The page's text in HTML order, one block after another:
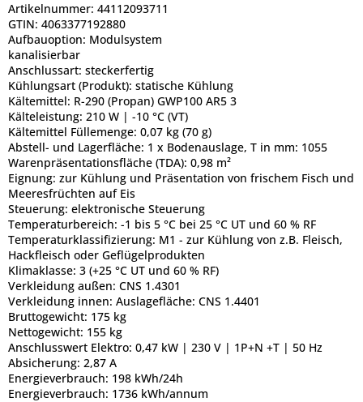
Artikelnummer: 44112093711
GTIN: 4063377192880
Aufbauoption: Modulsystem
kanalisierbar
Anschlussart: steckerfertig
Kühlungsart (Produkt): statische Kühlung
Kältemittel: R-290 (Propan) GWP100 AR5 3
Kälteleistung: 210 W | -10 °C (VT)
Kältemittel Füllemenge: 0,07 kg (70 g)
Abstell- und Lagerfläche: 1 x Bodenauslage, T in mm: 1055
Warenpräsentationsfläche (TDA): 0,98 m²
Eignung: zur Kühlung und Präsentation von frischem Fisch und
Meeresfrüchten auf Eis
Steuerung: elektronische Steuerung
Temperaturbereich: -1 bis 5 °C bei 25 °C UT und 60 % RF
Temperaturklassifizierung: M1 - zur Kühlung von z.B. Fleisch,
Hackfleisch oder Geflügelprodukten
Klimaklasse: 3 (+25 °C UT und 60 % RF)
Verkleidung außen: CNS 1.4301
Verkleidung innen: Auslagefläche: CNS 1.4401
Bruttogewicht: 175 kg
Nettogewicht: 155 kg
Anschlusswert Elektro: 0,47 kW | 230 V | 1P+N +T | 50 Hz
Absicherung: 2,87 A
Energieverbrauch: 198 kWh/24h
Energieverbrauch: 1736 kWh/annum